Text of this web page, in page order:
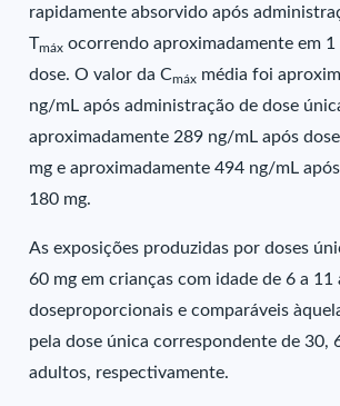
rapidamente absorvido após
Tmáx ocorrendo aproximadamente em 1
dose. O valor da Cmáx média foi
ng/mL após administração de dose
aproximadamente 289 ng/mL após
mg e aproximadamente 494 ng/mL
180 mg.
As exposições produzidas por doses
60 mg em crianças com idade de 6 a 11
doseproporcionais e comparáveis
pela dose única correspondente de 30,
adultos, respectivamente.